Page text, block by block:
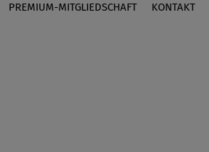
PREMIUM-MITGLIEDSCHAFT KONTAKT